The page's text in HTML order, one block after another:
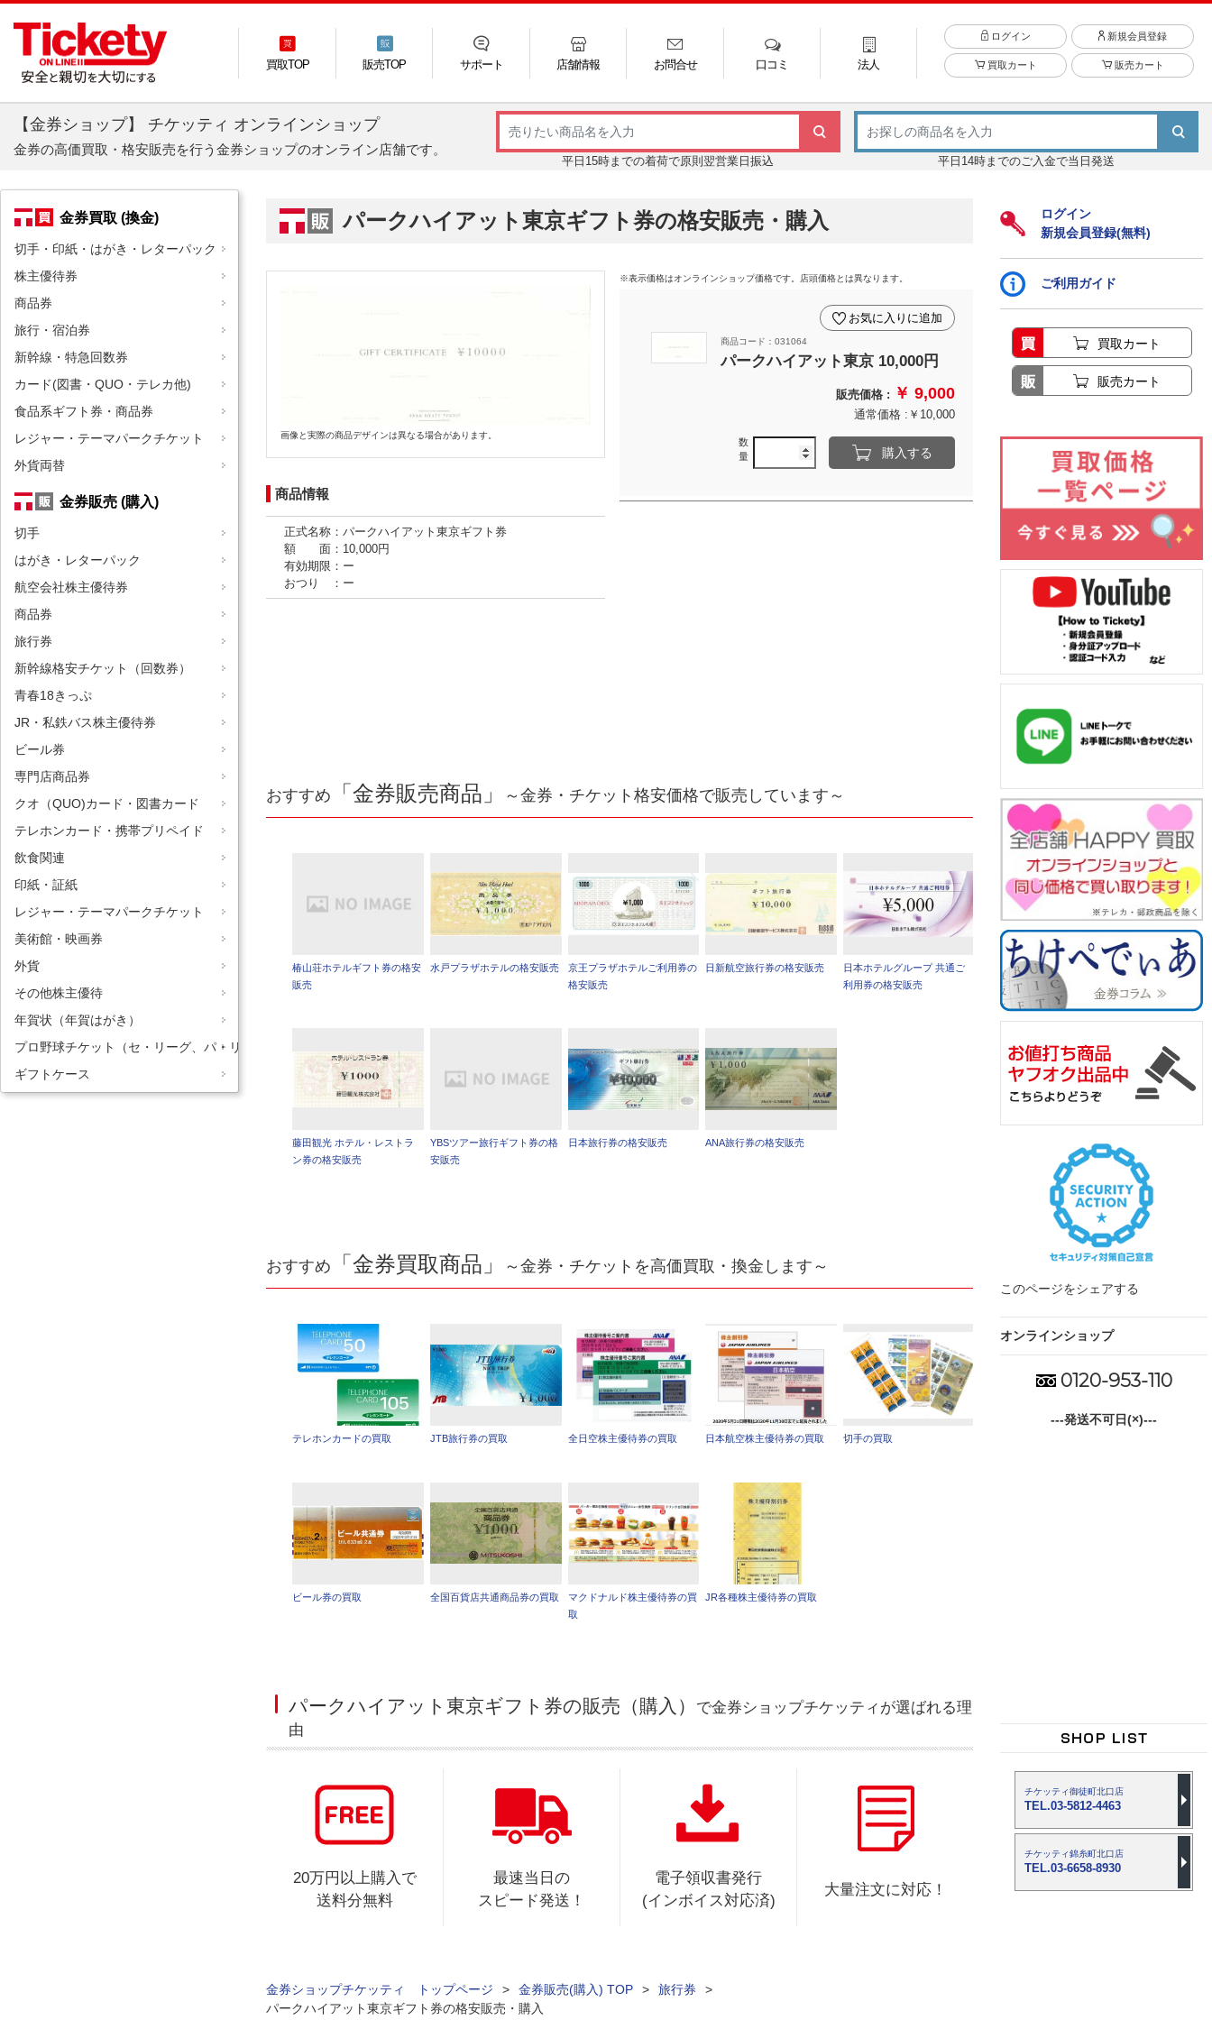
買取TOP 販売TOP サポート
FAQ ご利用ガイド
店舗情報 お問合せ
LINE お電話 メール
口コミ 法人
ログイン 新規会員登録
買取カート 販売カート
【金券ショップ】 チケッティ オンラインショップ
金券の高価買取・格安販売を行う金券ショップのオンライン店舗です。
平日15時までの着荷で原則翌営業日振込 平日14時までのご入金で当日発送
金券買取 (換金)
切手・印紙・はがき・レターパック
株主優待券
商品券
旅行・宿泊券
新幹線・特急回数券
カード(図書・QUO・テレカ他)
食品系ギフト券・商品券
レジャー・テーマパークチケット
外貨両替
金券販売 (購入)
切手
はがき・レターパック
航空会社株主優待券
商品券
旅行券
新幹線格安チケット（回数券）
青春18きっぷ
JR・私鉄バス株主優待券
ビール券
専門店商品券
クオ（QUO)カード・図書カード
テレホンカード・携帯プリペイド
飲食関連
印紙・証紙
レジャー・テーマパークチケット
美術館・映画券
外貨
その他株主優待
年賀状（年賀はがき）
プロ野球チケット（セ・リーグ、パ・リーグ）
ギフトケース
パークハイアット東京ギフト券の格安販売・購入
画像と実際の商品デザインは異なる場合があります。
商品情報
正式名称：パークハイアット東京ギフト券
額 面：10,000円
有効期限：ー
おつり ：ー
※表示価格はオンラインショップ価格です。店頭価格とは異なります。
商品コード：031064
パークハイアット東京 10,000円
お気に入りに追加
販売価格 : ￥ 9,000
通常価格 :￥10,000
数
量
購入する
おすすめ 「金券販売商品」 ～金券・チケット格安価格で販売しています～
椿山荘ホテルギフト券の格安
販売
水戸プラザホテルの格安販売
京王プラザホテルご利用券の
格安販売
日新航空旅行券の格安販売
日本ホテルグループ 共通ご
利用券の格安販売
藤田観光 ホテル・レストラ
ン券の格安販売
YBSツアー旅行ギフト券の格
安販売
日本旅行券の格安販売 ANA旅行券の格安販売
おすすめ 「金券買取商品」 ～金券・チケットを高価買取・換金します～
テレホンカードの買取 JTB旅行券の買取 全日空株主優待券の買取 日本航空株主優待券の買取 切手の買取
ビール券の買取 全国百貨店共通商品券の買取
マクドナルド株主優待券の買
取
JR各種株主優待券の買取
パークハイアット東京ギフト券の販売（購入）
で金券ショップチケッティが選ばれる理
由
20万円以上購入で
送料分無料
最速当日の
スピード発送！
電子領収書発行
(インボイス対応済)
大量注文に対応！
金券ショップチケッティ トップページ > 金券販売(購入) TOP > 旅行券
>
パークハイアット東京ギフト券の格安販売・購入
ログイン
新規会員登録(無料)
ご利用ガイド
買取カート
販売カート
このページをシェアする
オンラインショップ
0120-953-110
---発送不可日(×)---
チケッティ御徒町北口店
TEL.03-5812-4463
チケッティ錦糸町北口店
TEL.03-6658-8930